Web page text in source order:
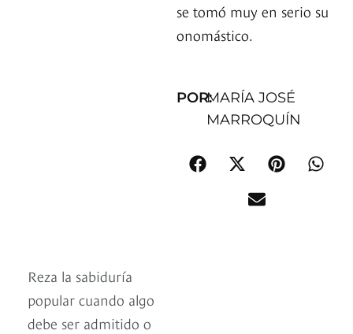
se tomó muy en serio su
onomástico.
POR:MARÍA JOSÉ
MARROQUÍN
Reza la sabiduría
popular cuando algo
debe ser admitido o